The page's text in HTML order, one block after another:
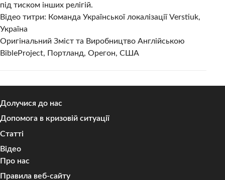
під тиском інших релігій.
Відео титри: Команда Української локалізації Verstiuk,
Україна
Оригінальний Зміст та Виробництво Англійською
BibleProject, Портланд, Орегон, США
Долучися до нас
Допомога в кризовій ситуації
Статті
Відео
Про нас
Правила веб-сайту